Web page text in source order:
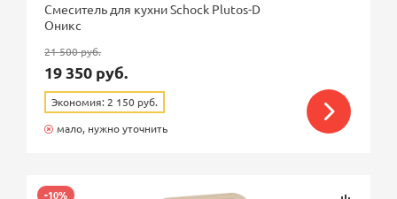
Смеситель для кухни Schock Plutos-D
Оникс
21 500 руб.
19 350 руб.
Экономия: 2 150 руб.
мало, нужно уточнить
-10%